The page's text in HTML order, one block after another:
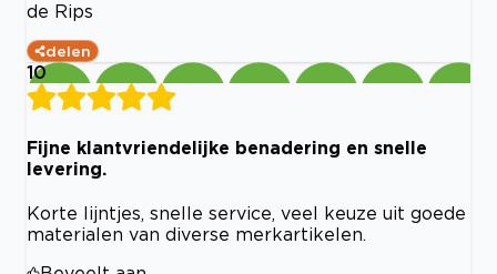
de Rips
delen
10
Fijne klantvriendelijke benadering en snelle
levering.
Korte lijntjes, snelle service, veel keuze uit goede
materialen van diverse merkartikelen.